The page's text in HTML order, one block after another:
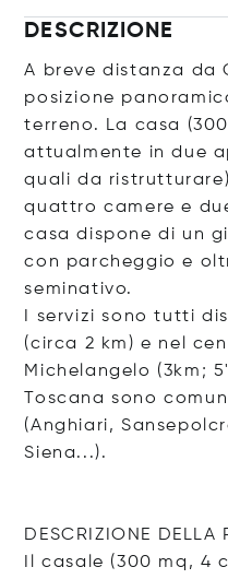
DESCRIZIONE
A breve distanza da
posizione
terreno. La casa
attualmente in due
quali da
quattro camere e
casa dispone di un
con parcheggio e
seminativo.
I servizi sono tutti
(circa 2 km) e nel
Michelangelo (3km;
Toscana sono
(Anghiari,
Siena...).
DESCRIZIONE DELLA
Il casale (300 mq, 4